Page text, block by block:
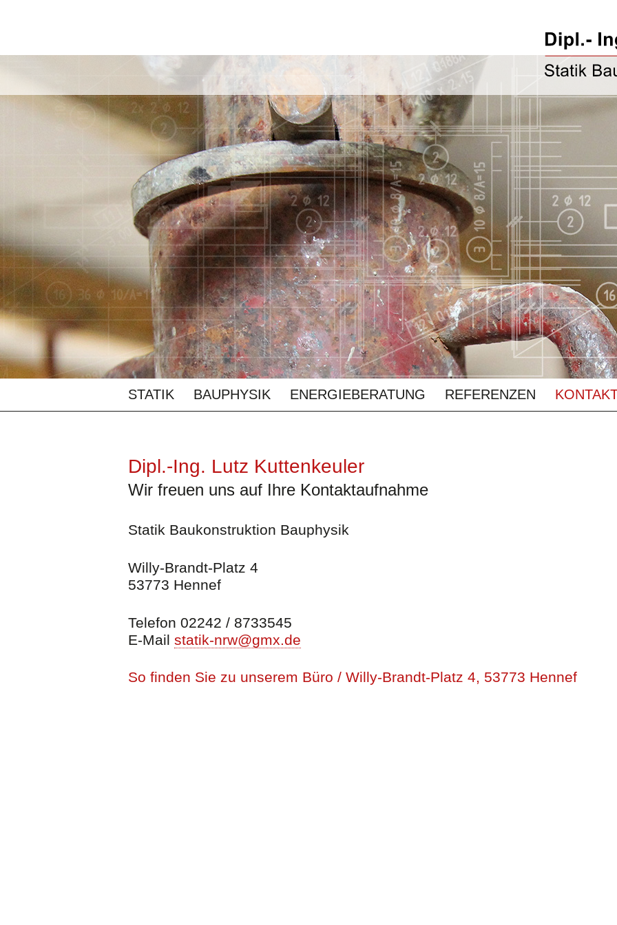
STATIK BAUPHYSIK ENERGIEBERATUNG REFERENZEN
Dipl.-Ing. Lutz Kuttenkeuler
Wir freuen uns auf Ihre Kontaktaufnahme
Statik Baukonstruktion Bauphysik
Willy-Brandt-Platz 4
53773 Hennef
Telefon 02242 / 8733545
E-Mail statik-nrw@gmx.de
So finden Sie zu unserem Büro / Willy-Brandt-Platz 4, 53773 Hennef